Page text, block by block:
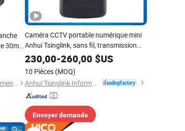
30m
sous-
Henan Monma Machinery Equipment Co., Ltd.
Caméra CCTV portable numérique mini
Anhui Tsinglink, sans fil, transmission
d'image fluide, portée sur le corps 4G
230,00-260,00 $US
10 Pièces (MOQ)
Anhui Tsinglink Information Technology Co., Ltd.
Envoyer demande